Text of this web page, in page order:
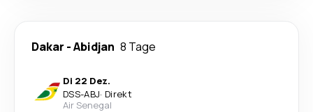
Dakar -Abidjan 8 Tage
Di 22 Dez.
DSS-ABJ· Direkt
Air Senegal